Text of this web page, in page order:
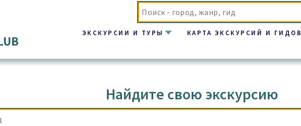
ЭКСКУРСИИ И ТУРЫ КАРТА ЭКСКУРСИЙ И ГИДОВ
Найдите свою экскурсию